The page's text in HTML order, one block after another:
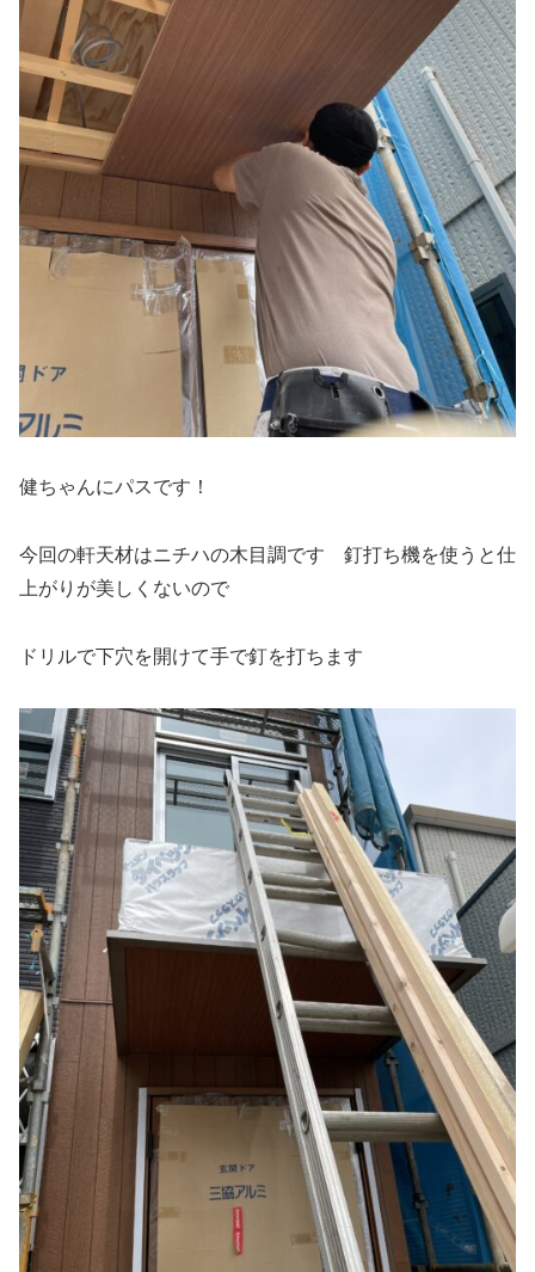
健ちゃんにパスです！
今回の軒天材はニチハの木目調です 釘打ち機を使うと仕
上がりが美しくないので
ドリルで下穴を開けて手で釘を打ちます